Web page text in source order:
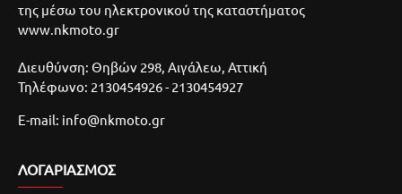
της μέσω του ηλεκτρονικού της καταστήματος
www.nkmoto.gr
Διευθύνση: Θηβών 298, Αιγάλεω, Αττική
Τηλέφωνο: 2130454926 - 2130454927
E-mail: info@nkmoto.gr
ΛΟΓΑΡΙΑΣΜΌΣ